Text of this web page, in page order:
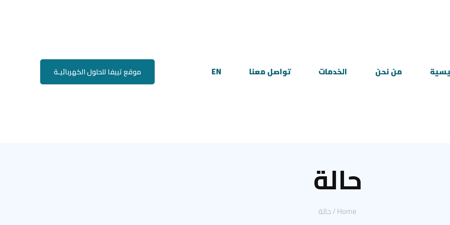
من نحن الخدمات تواصل معنا EN موقع تييفا للحلول الكهربائيـة
حالة
Home
/حالة